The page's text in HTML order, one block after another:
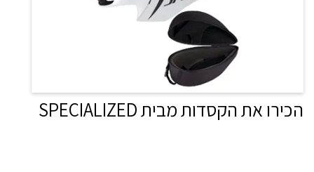
הכירו את הקסדות מבית SPECIALIZED